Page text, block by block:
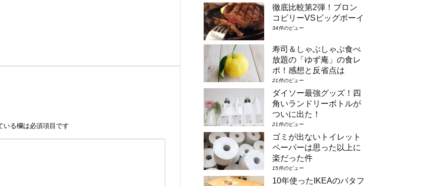
いる欄は必須項目です
場合は①コンシェルジュ・スーペリアル
ーム（パークビュー）（3-6階）➁コン
シェルジュ・デラックスルーム（パーク
ビュー）（3-6階）③コンシェルジュ・
スーペリアルーム（パークビュー）（7-
8階）④コンシェルジュ・デラックスル
ーム（パークビュー）（7-8階）とな
り...
徹底比較第2弾！ブロン
コビリーVSビッグボーイ
34件のビュー
寿司＆しゃぶしゃぶ食べ
放題の「ゆず庵」の食レ
ポ！感想と反省点は
21件のビュー
ダイソー最強グッズ！四
角いランドリーボトルが
ついに出た！
21件のビュー
ゴミが出ないトイレット
ペーパーは思った以上に
楽だった件
15件のビュー
10年使ったIKEAのバタフ